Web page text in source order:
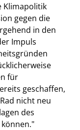
Klimapolitik
gegen die
in den
Impuls
für
geschaffen,
nicht neu
des